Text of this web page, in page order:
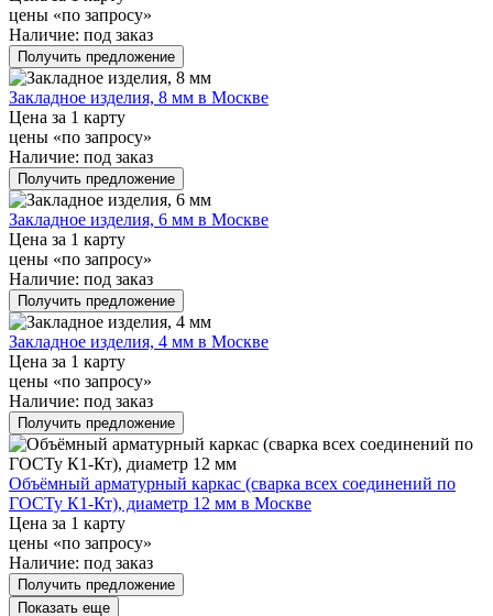
цены «по запросу»
Наличие: под заказ
Получить предложение
Закладное изделия, 8 мм в Москве
Цена за 1 карту
цены «по запросу»
Наличие: под заказ
Получить предложение
Закладное изделия, 6 мм в Москве
Цена за 1 карту
цены «по запросу»
Наличие: под заказ
Получить предложение
Закладное изделия, 4 мм в Москве
Цена за 1 карту
цены «по запросу»
Наличие: под заказ
Получить предложение
Объёмный арматурный каркас (сварка всех соединений по
ГОСТу К1-Кт), диаметр 12 мм в Москве
Цена за 1 карту
цены «по запросу»
Наличие: под заказ
Получить предложение
Показать еще